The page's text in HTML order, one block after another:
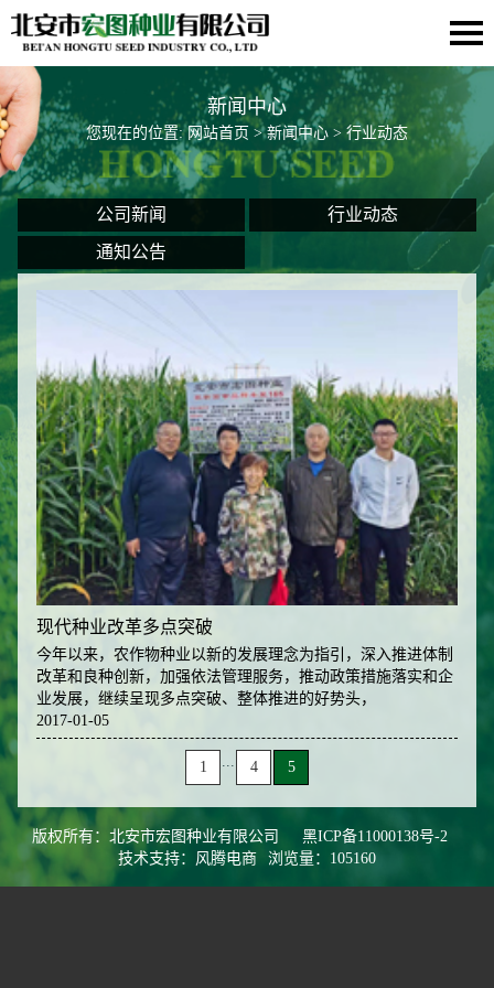
新闻中心
您现在的位置:网站首页 >新闻中心 > 行业动态
公司新闻
行业动态
通知公告
现代种业改革多点突破
今年以来，农作物种业以新的发展理念为指引，深入推进体制
改革和良种创新，加强依法管理服务，推动政策措施落实和企
业发展，继续呈现多点突破、整体推进的好势头，
2017-01-05
1 ... 4 5
版权所有：北安市宏图种业有限公司
黑ICP备11000138号-2
技术支持：风腾电商
浏览量：105160